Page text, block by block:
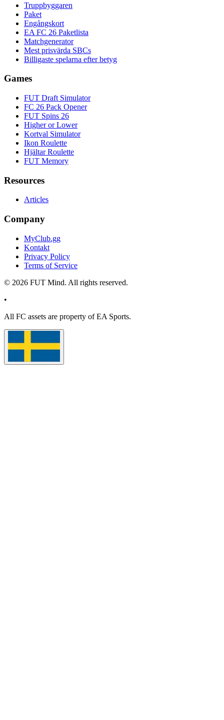
Truppbyggaren
Paket
Engångskort
EA FC 26 Paketlista
Matchgenerator
Mest prisvärda SBCs
Billigaste spelarna efter betyg
Games
FUT Draft Simulator
FC 26 Pack Opener
FUT Spins 26
Higher or Lower
Kortval Simulator
Ikon Roulette
Hjältar Roulette
FUT Memory
Resources
Articles
Company
MyClub.gg
Kontakt
Privacy Policy
Terms of Service
© 2026 FUT Mind. All rights reserved.
•
All FC assets are property of EA Sports.